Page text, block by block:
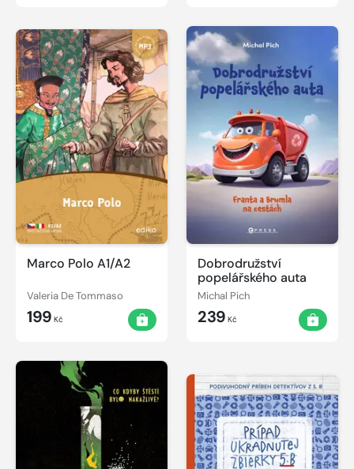
Marco Polo A1/A2
Valeria De Tommaso
199 Kč
Dobrodružství
popelářského auta
Michal Pich
239 Kč